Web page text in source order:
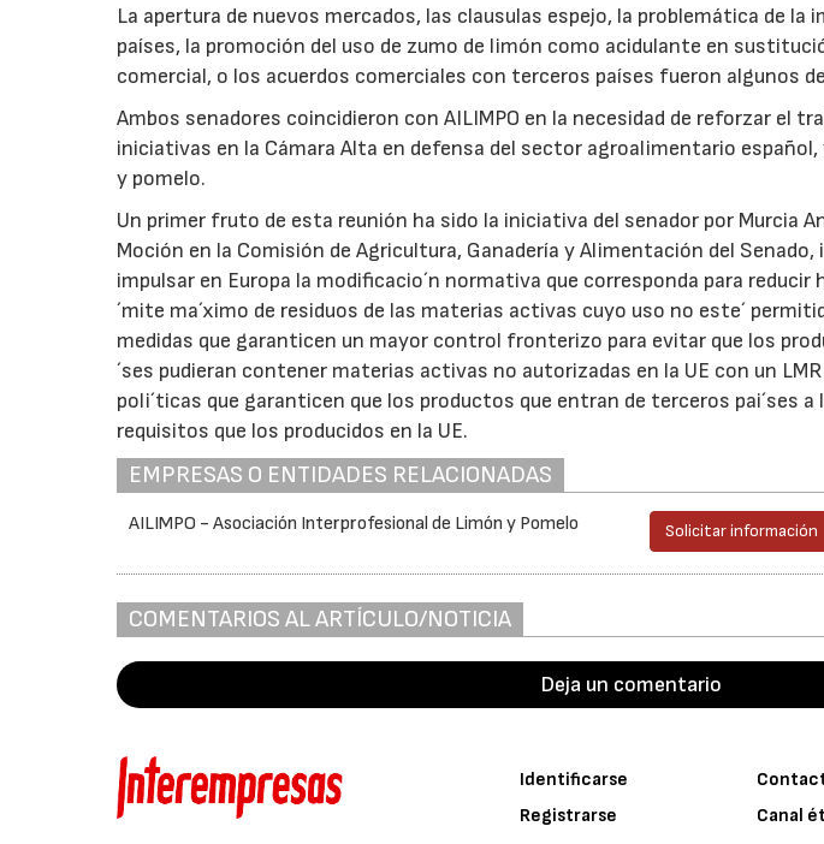
La apertura de nuevos mercados, las clausulas espejo, la problemática de
países, la promoción del uso de zumo de limón como acidulante en
comercial, o los acuerdos comerciales con terceros países fueron algunos
Ambos senadores coincidieron con AILIMPO en la necesidad de reforzar el
iniciativas en la Cámara Alta en defensa del sector agroalimentario
y pomelo.
Un primer fruto de esta reunión ha sido la iniciativa del senador por Murcia
Moción en la Comisión de Agricultura, Ganadería y Alimentación del Senado,
impulsar en Europa la modificacio´n normativa que corresponda para reducir
´mite ma´ximo de residuos de las materias activas cuyo uso no este´
medidas que garanticen un mayor control fronterizo para evitar que los
´ses pudieran contener materias activas no autorizadas en la UE con un
poli´ticas que garanticen que los productos que entran de terceros pai´ses a
requisitos que los producidos en la UE.
EMPRESAS O ENTIDADES RELACIONADAS
AILIMPO - Asociación Interprofesional de Limón y Pomelo Solicitar información
COMENTARIOS AL ARTÍCULO/NOTICIA
Deja un comentario
Identificarse
Registrarse
Canal